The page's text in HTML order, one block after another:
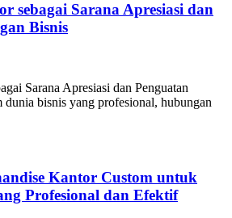
sebagai Sarana Apresiasi dan
Bisnis
Sarana Apresiasi dan Penguatan
bisnis yang profesional, hubungan
Kantor Custom untuk
Profesional dan Efektif